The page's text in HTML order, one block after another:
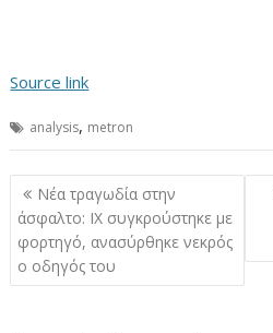
Source link
analysis, metron
Πλοήγηση
άρθρων
Νέα τραγωδία στην
άσφαλτο: ΙΧ συγκρούστηκε με
φορτηγό, ανασύρθηκε νεκρός
ο οδηγός του